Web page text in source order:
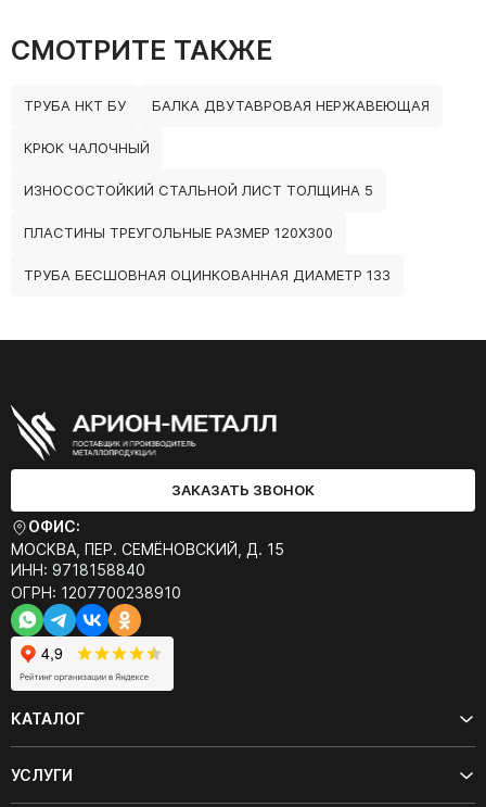
СМОТРИТЕ ТАКЖЕ
ТРУБА НКТ БУ БАЛКА ДВУТАВРОВАЯ НЕРЖАВЕЮЩАЯ
КРЮК ЧАЛОЧНЫЙ
ИЗНОСОСТОЙКИЙ СТАЛЬНОЙ ЛИСТ ТОЛЩИНА 5
ПЛАСТИНЫ ТРЕУГОЛЬНЫЕ РАЗМЕР 120Х300
ТРУБА БЕСШОВНАЯ ОЦИНКОВАННАЯ ДИАМЕТР 133
ЗАКАЗАТЬ ЗВОНОК
ОФИС:
МОСКВА, ПЕР. СЕМЁНОВСКИЙ, Д. 15
ИНН: 9718158840
ОГРН: 1207700238910
КАТАЛОГ
УСЛУГИ